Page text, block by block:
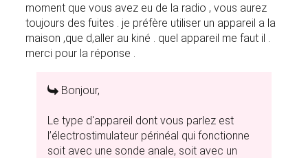
moment que vous avez eu de la radio , vous aurez
toujours des fuites . je préfère utiliser un appareil a la
maison ,que d,aller au kiné . quel appareil me faut il .
merci pour la réponse .
Bonjour,
Le type d'appareil dont vous parlez est
l’électrostimulateur périnéal qui fonctionne
soit avec une sonde anale, soit avec un